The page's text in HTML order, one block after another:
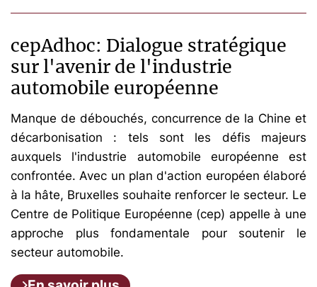
cepAdhoc: Dialogue stratégique
sur l'avenir de l'industrie
automobile européenne
Manque de débouchés, concurrence de la Chine et
décarbonisation : tels sont les défis majeurs
auxquels l'industrie automobile européenne est
confrontée. Avec un plan d'action européen élaboré
à la hâte, Bruxelles souhaite renforcer le secteur. Le
Centre de Politique Européenne (cep) appelle à une
approche plus fondamentale pour soutenir le
secteur automobile.